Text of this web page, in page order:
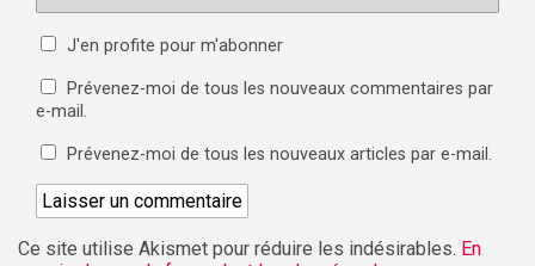
J'en profite pour m'abonner
Prévenez-moi de tous les nouveaux commentaires par
e-mail.
Prévenez-moi de tous les nouveaux articles par e-mail.
Ce site utilise Akismet pour réduire les indésirables. En